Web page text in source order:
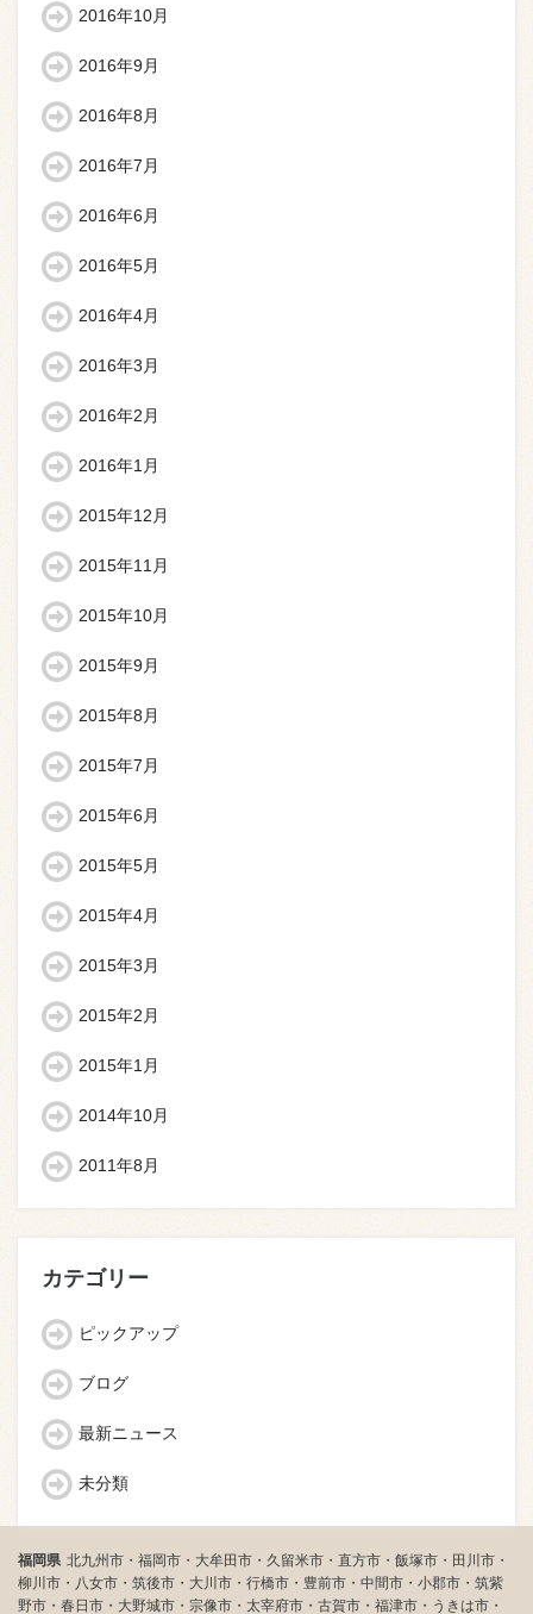
2016年10月
2016年9月
2016年8月
2016年7月
2016年6月
2016年5月
2016年4月
2016年3月
2016年2月
2016年1月
2015年12月
2015年11月
2015年10月
2015年9月
2015年8月
2015年7月
2015年6月
2015年5月
2015年4月
2015年3月
2015年2月
2015年1月
2014年10月
2011年8月
カテゴリー
ピックアップ
ブログ
最新ニュース
未分類
福岡県 北九州市・福岡市・大牟田市・久留米市・直方市・飯塚市・田川市・
柳川市・八女市・筑後市・大川市・行橋市・豊前市・中間市・小郡市・筑紫
野市・春日市・大野城市・宗像市・太宰府市・古賀市・福津市・うきは市・